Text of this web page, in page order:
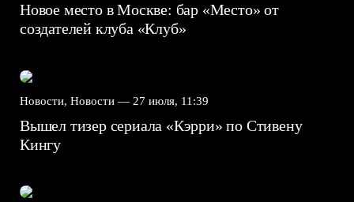
Новое место в Москве: бар «Место» от
создателей клуба «Клуб»
Новости, Новости — 27 июля, 11:39
Вышел тизер сериала «Кэрри» по Стивену
Кингу